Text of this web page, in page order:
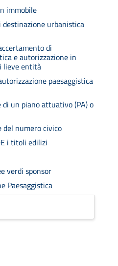
immobile
urbanistica
di
e autorizzazione in
lieve entità
paesaggistica
di un piano attuativo (PA) o
del numero civico
i titoli edilizi
verdi sponsor
Paesaggistica